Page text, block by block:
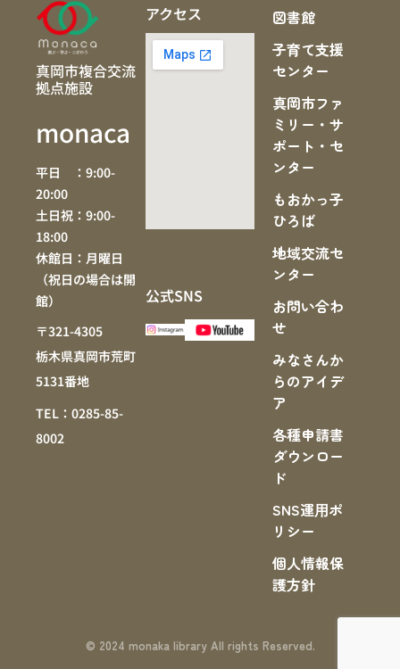
真岡市複合交流
拠点施設
monaca
平日 ：9:00-
20:00
土日祝：9:00-
18:00
休館日：月曜日
（祝日の場合は開
館）
〒321-4305
栃木県真岡市荒町
5131番地
TEL：0285-85-
8002
アクセス
公式SNS
図書館
子育て支援
センター
真岡市ファ
ミリー・サ
ポート・セ
ンター
もおかっ子
ひろば
地域交流セ
ンター
お問い合わ
せ
みなさんか
らのアイデ
ア
各種申請書
ダウンロー
ド
SNS運⽤ポ
リシー
個人情報保
護方針
© 2024 monaka library All rights Reserved.